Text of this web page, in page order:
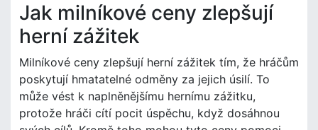
Jak milníkové ceny zlepšují
herní zážitek
Milníkové ceny zlepšují herní zážitek tím, že hráčům
poskytují hmatatelné odměny za jejich úsilí. To
může vést k naplněnějšímu hernímu zážitku,
protože hráči cítí pocit úspěchu, když dosáhnou